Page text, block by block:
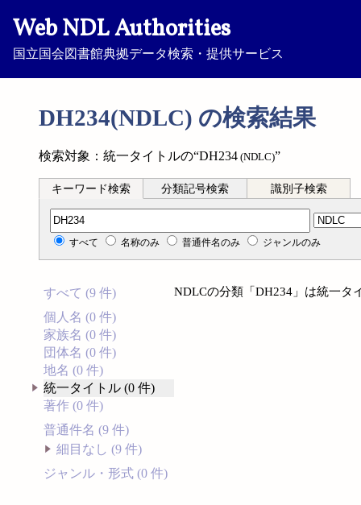
Web NDL Authorities
国立国会図書館典拠データ検索・提供サービス
DH234(NDLC) の検索結果
検索対象：統一タイトルの“DH234 (NDLC)”
キーワード検索 分類記号検索 識別子検索
分類記号検索
すべて 名称のみ 普通件名のみ ジャンルのみ
すべて (9 件)
個人名 (0 件)
家族名 (0 件)
団体名 (0 件)
地名 (0 件)
統一タイトル (0 件)
著作 (0 件)
普通件名 (9 件)
細目なし (9 件)
ジャンル・形式 (0 件)
NDLCの分類「DH234」は統一タ